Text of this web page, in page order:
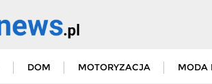
DOM MOTORYZACJA MODA